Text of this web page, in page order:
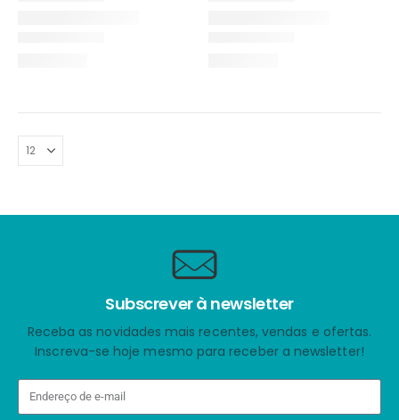
Subscrever à newsletter
Receba as novidades mais recentes, vendas e ofertas.
Inscreva-se hoje mesmo para receber a newsletter!